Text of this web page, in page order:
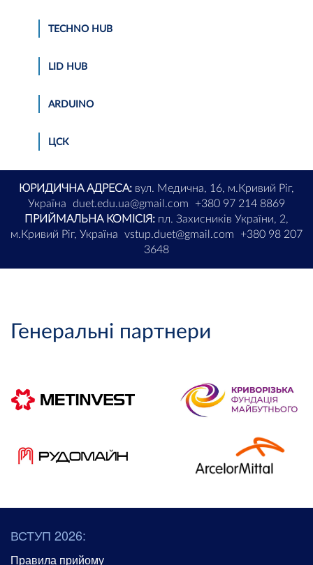
TECHNO HUB
LID HUB
АRDUINO
ЦСК
ЮРИДИЧНА АДРЕСА: вул. Медична, 16, м.Кривий Ріг,
Україна
duet.edu.ua@gmail.com
+380 97 214 8869
ПРИЙМАЛЬНА КОМІСІЯ: пл. Захисників України, 2,
м.Кривий Ріг, Україна
vstup.duet@gmail.com
+380 98 207
3648
Генеральні партнери
ВСТУП 2026:
Правила прийому